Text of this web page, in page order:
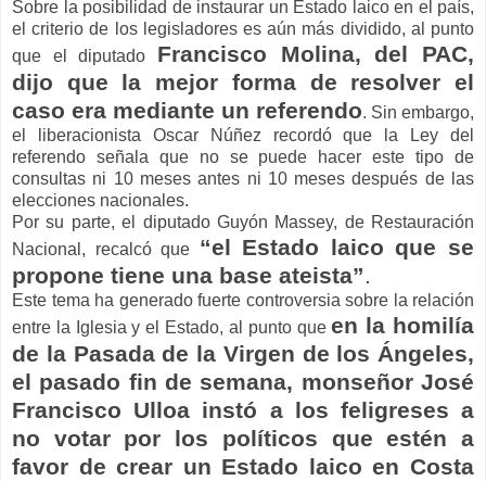
Sobre la posibilidad de instaurar un Estado laico en el país,
el criterio de los legisladores es aún más dividido, al punto
que el diputado Francisco Molina, del PAC,
dijo que la mejor forma de resolver el
caso era mediante un referendo. Sin embargo,
el liberacionista Oscar Núñez recordó que la Ley del
referendo señala que no se puede hacer este tipo de
consultas ni 10 meses antes ni 10 meses después de las
elecciones nacionales.
Por su parte, el diputado Guyón Massey, de Restauración
Nacional, recalcó que “el Estado laico que se
propone tiene una base ateista”.
Este tema ha generado fuerte controversia sobre la relación
entre la Iglesia y el Estado, al punto queen la homilía
de la Pasada de la Virgen de los Ángeles,
el pasado fin de semana, monseñor José
Francisco Ulloa instó a los feligreses a
no votar por los políticos que estén a
favor de crear un Estado laico en Costa